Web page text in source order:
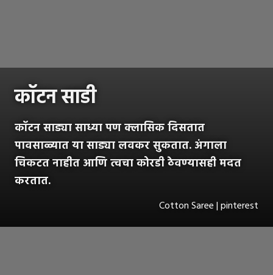
कॉटन साडी
कॉटन साड्या साध्या पण क्लासिक दिसतात
पावसाळ्यात या साड्या लवकर सुकतात. अंगाला
चिकटत नाहीत आणि त्वचा कोरडी ठेवण्यासही मदत
करतात.
Cotton Saree | pinterest